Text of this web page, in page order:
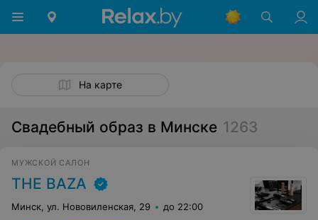
На карте
Свадебный образ в Минске 1263
МУЖСКОЙ САЛОН
THE BAZA
Минск, ул. Нововиленская, 29 до 22:00